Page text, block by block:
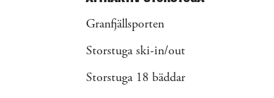
Granfjällsporten
Storstuga ski-in/out
Storstuga 18 bäddar